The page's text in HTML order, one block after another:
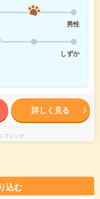
男性
しずか
詳しく見る
フィング
込む